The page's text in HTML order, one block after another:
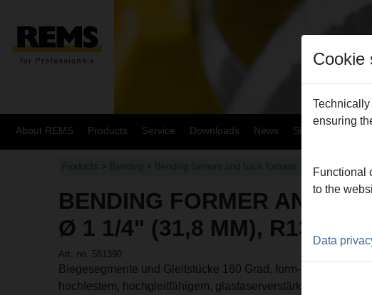
About REMS Products Service Downloads News Sitemap
Products > Bending > Bending formers and back formers > Bending
BENDING FORMER AND
Ø 1 1/4" (31,8 MM), R133
Art. no. 581390
Biegesegmente und Gleitstücke 180 Grad, form- und
hochfestem, hochgleitfähigem, glasfaserverstärktem Polyamid
Cookie
ensuring
Functional
to the
Data